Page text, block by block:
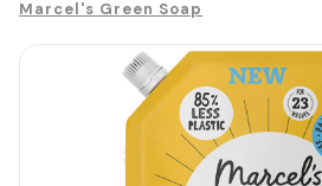
Marcel's Green Soap